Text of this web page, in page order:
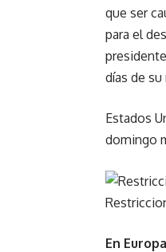
que ser
para el
días de
Estados
domingo
En